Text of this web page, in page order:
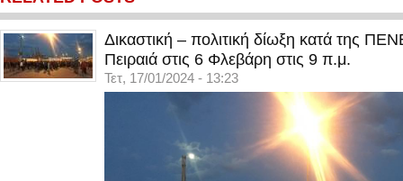
Δικαστική – πολιτική δίωξη κατά της
Πειραιά στις 6 Φλεβάρη στις 9 π.μ.
Τετ, 17/01/2024 - 13:23